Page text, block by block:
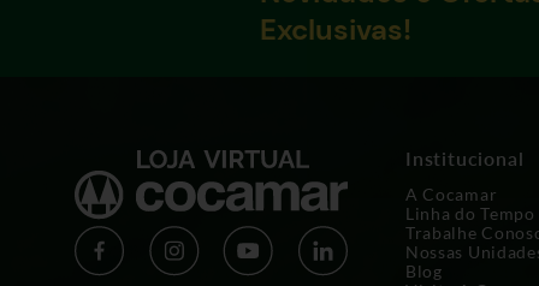
Exclusivas!
Institucional
A Cocamar
Linha do Tempo
Trabalhe
Nossas
Blog